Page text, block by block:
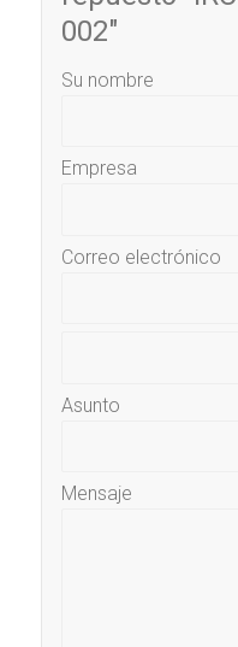
002"
Su nombre
Empresa
Correo electrónico
Asunto
Mensaje